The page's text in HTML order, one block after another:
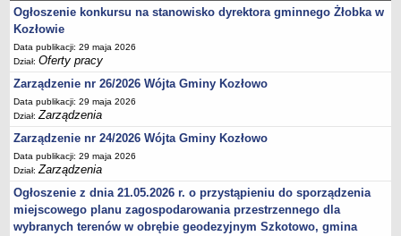
Monitor Polski
Ogłoszenie konkursu na stanowisko dyrektora gminnego Żłobka w
Kozłowie
Data publikacji: 29 maja 2026
Dział:Oferty pracy
Zarządzenie nr 26/2026 Wójta Gminy Kozłowo
Data publikacji: 29 maja 2026
Dział:Zarządzenia
Zarządzenie nr 24/2026 Wójta Gminy Kozłowo
Data publikacji: 29 maja 2026
Dział:Zarządzenia
Ogłoszenie z dnia 21.05.2026 r. o przystąpieniu do sporządzenia
miejscowego planu zagospodarowania przestrzennego dla
wybranych terenów w obrębie geodezyjnym Szkotowo, gmina